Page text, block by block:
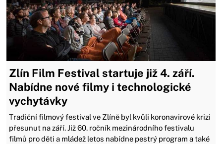
Zlín Film Festival startuje již 4. září.
Nabídne nové filmy i technologické
vychytávky
Tradiční filmový festival ve Zlíně byl kvůli koronavirové krizi
přesunut na září. Již 60. ročník mezinárodního festivalu
filmů pro děti a mládež letos nabídne pestrý program a také